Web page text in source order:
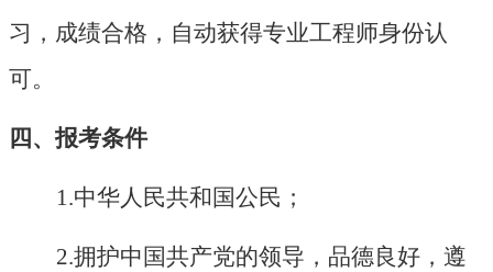
习，成绩合格，自动获得专业工程师身份认
可。
四、报考条件
1.中华人民共和国公民；
2.拥护中国共产党的领导，品德良好，遵